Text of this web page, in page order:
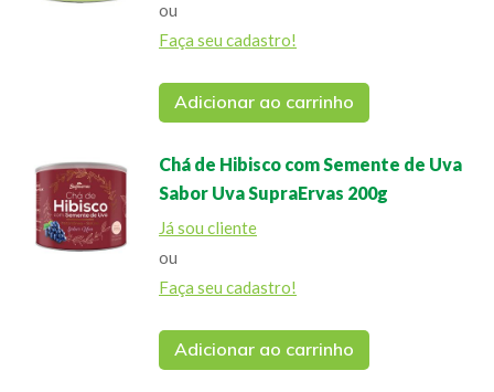
ou
Faça seu cadastro!
Adicionar ao carrinho
Chá de Hibisco com Semente de Uva
Sabor Uva SupraErvas 200g
Já sou cliente
ou
Faça seu cadastro!
Adicionar ao carrinho